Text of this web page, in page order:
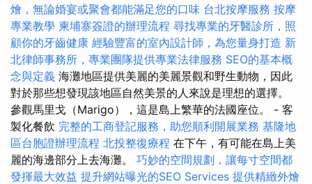
燴，無論婚宴或聚會都能滿足您的口味 台北按摩服務 按摩
專業教學 柬埔寨簽證的辦理流程 尋找專業的牙醫診所，照
顧你的牙齒健康 經驗豐富的室內設計師，為您量身打造 新
北律師事務所，專業團隊提供專業法律服務 SEO的基本概
念與定義 海灘地區提供美麗的美麗景觀和野生動物，因此
對於那些想發現該地區自然美景的人來說是理想的選擇。
參觀馬里戈（Marigo），這是島上繁華的法國座位。 - 客
製化餐飲 完整的工商登記服務，助您順利開展業務 基隆地
區台胞證辦理流程 北投整復療程 在下午，有可能在島上美
麗的海邊部分上去海灘。 巧妙的空間規劃，讓每寸空間都
發揮最大效益 提升網站曝光的SEO Services 提供精緻外燴